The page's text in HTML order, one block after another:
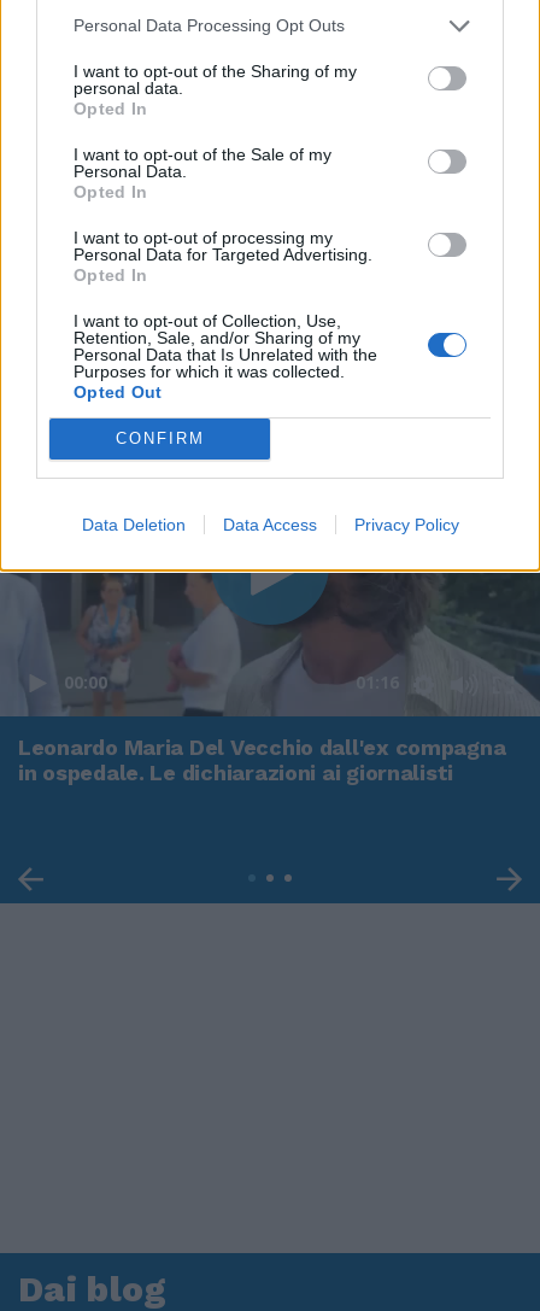
Personal Data Processing Opt Outs
I want to opt-out of the Sharing of my
personal data.
Opted In
I want to opt-out of the Sale of my
Personal Data.
Opted In
I want to opt-out of processing my
Personal Data for Targeted Advertising.
Opted In
I want to opt-out of Collection, Use,
Retention, Sale, and/or Sharing of my
Personal Data that Is Unrelated with the
Purposes for which it was collected.
Opted Out
CONFIRM
Data Deletion Data Access Privacy Policy
00:00 01:16
Leonardo Maria Del Vecchio dall'ex compagna
in ospedale. Le dichiarazioni ai giornalisti
Dai blog